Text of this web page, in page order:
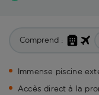
Comprend :
Immense piscine
Accès direct à la